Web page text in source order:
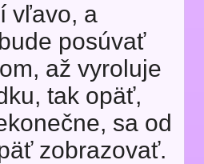
vľavo, a
posúvať
až vyroluje
tak opäť,
sa od
zobrazovať.